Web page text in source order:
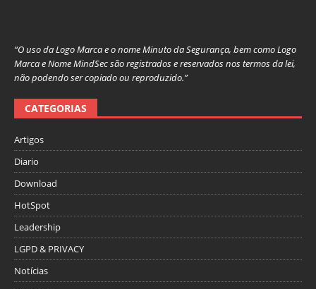
“O uso da Logo Marca e o nome Minuto da Segurança, bem como Logo
Marca e Nome MindSec são registrados e reservados nos termos da lei,
não podendo ser copiado ou reproduzido.”
CATEGORIAS
Artigos
Diario
Download
HotSpot
Leadership
LGPD & PRIVACY
Notícias